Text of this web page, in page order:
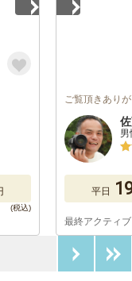
ご覧頂きあり
男
平日
最終アクティ